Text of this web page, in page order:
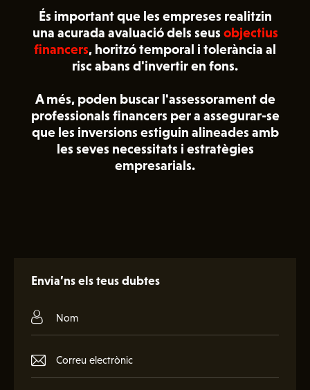
És important que les empreses realitzin
una acurada avaluació dels seus objectius
financers, horitzó temporal i tolerància al
risc abans d'invertir en fons.
A més, poden buscar l'assessorament de
professionals financers per a assegurar-se
que les inversions estiguin alineades amb
les seves necessitats i estratègies
empresarials.
Envia’ns els teus dubtes